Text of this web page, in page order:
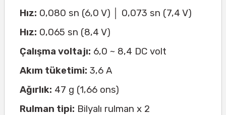
Hız: 0,080 sn (6,0 V) │ 0,073 sn (7,4 V)
Hız: 0,065 sn (8,4 V)
Çalışma voltajı: 6,0 ~ 8,4 DC volt
Akım tüketimi: 3,6 A
Ağırlık: 47 g (1,66 ons)
Rulman tipi: Bilyalı rulman x 2